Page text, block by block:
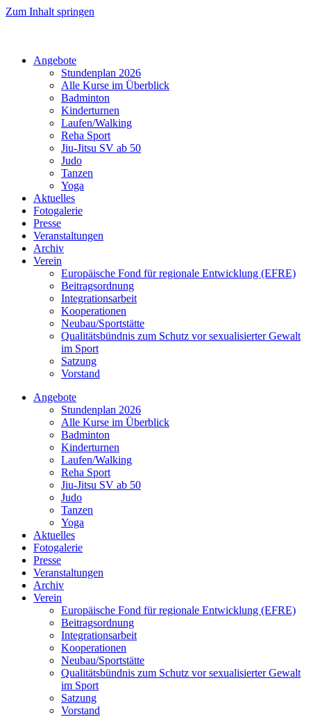
Zum Inhalt springen
Angebote
Stundenplan 2026
Alle Kurse im Überblick
Badminton
Kinderturnen
Laufen/Walking
Reha Sport
Jiu-Jitsu SV ab 50
Judo
Tanzen
Yoga
Aktuelles
Fotogalerie
Presse
Veranstaltungen
Archiv
Verein
Europäische Fond für regionale Entwicklung (EFRE)
Beitragsordnung
Integrationsarbeit
Kooperationen
Neubau/Sportstätte
Qualitätsbündnis zum Schutz vor sexualisierter Gewalt
im Sport
Satzung
Vorstand
Angebote
Stundenplan 2026
Alle Kurse im Überblick
Badminton
Kinderturnen
Laufen/Walking
Reha Sport
Jiu-Jitsu SV ab 50
Judo
Tanzen
Yoga
Aktuelles
Fotogalerie
Presse
Veranstaltungen
Archiv
Verein
Europäische Fond für regionale Entwicklung (EFRE)
Beitragsordnung
Integrationsarbeit
Kooperationen
Neubau/Sportstätte
Qualitätsbündnis zum Schutz vor sexualisierter Gewalt
im Sport
Satzung
Vorstand